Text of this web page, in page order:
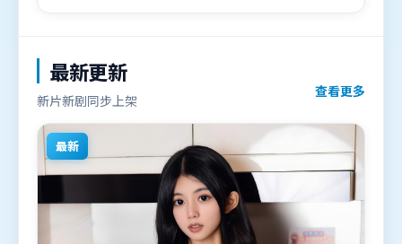
最新更新
新片新剧同步上架
查看更多
最新